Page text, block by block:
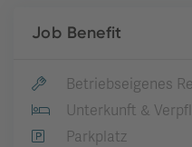
Job Benefit
Betriebseigenes
Unterkunft &
Parkplatz